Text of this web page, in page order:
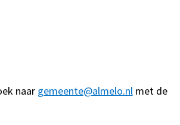
naar gemeente@almelo.nlmet de